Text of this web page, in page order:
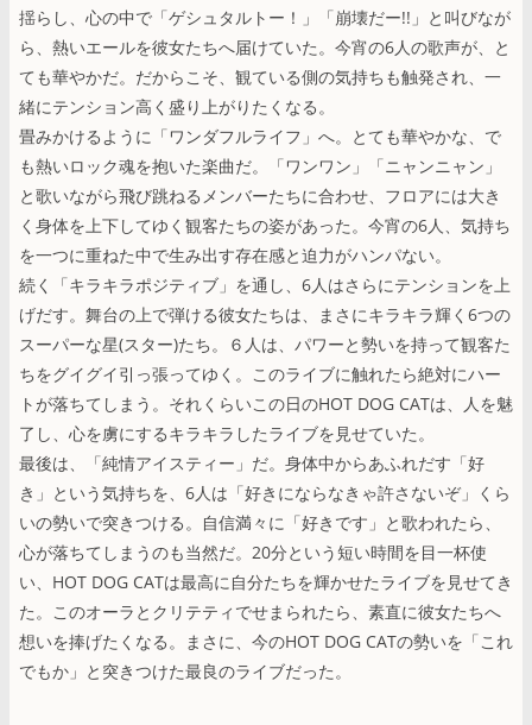
揺らし、心の中で「ゲシュタルトー！」「崩壊だー!!」と叫びなが
ら、熱いエールを彼女たちへ届けていた。今宵の6人の歌声が、と
ても華やかだ。だからこそ、観ている側の気持ちも触発され、一
緒にテンション高く盛り上がりたくなる。
畳みかけるように「ワンダフルライフ」へ。とても華やかな、で
も熱いロック魂を抱いた楽曲だ。「ワンワン」「ニャンニャン」
と歌いながら飛び跳ねるメンバーたちに合わせ、フロアには大き
く身体を上下してゆく観客たちの姿があった。今宵の6人、気持ち
を一つに重ねた中で生み出す存在感と迫力がハンパない。
続く「キラキラポジティブ」を通し、6人はさらにテンションを上
げだす。舞台の上で弾ける彼女たちは、まさにキラキラ輝く6つの
スーパーな星(スター)たち。６人は、パワーと勢いを持って観客た
ちをグイグイ引っ張ってゆく。このライブに触れたら絶対にハー
トが落ちてしまう。それくらいこの日のHOT DOG CATは、人を魅
了し、心を虜にするキラキラしたライブを見せていた。
最後は、「純情アイスティー」だ。身体中からあふれだす「好
き」という気持ちを、6人は「好きにならなきゃ許さないぞ」くら
いの勢いで突きつける。自信満々に「好きです」と歌われたら、
心が落ちてしまうのも当然だ。20分という短い時間を目一杯使
い、HOT DOG CATは最高に自分たちを輝かせたライブを見せてき
た。このオーラとクリテティでせまられたら、素直に彼女たちへ
想いを捧げたくなる。まさに、今のHOT DOG CATの勢いを「これ
でもか」と突きつけた最良のライブだった。